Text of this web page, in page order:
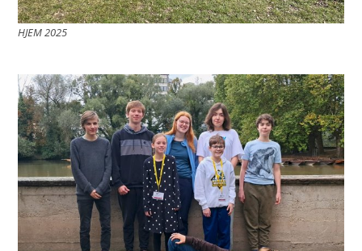
HJEM 2025